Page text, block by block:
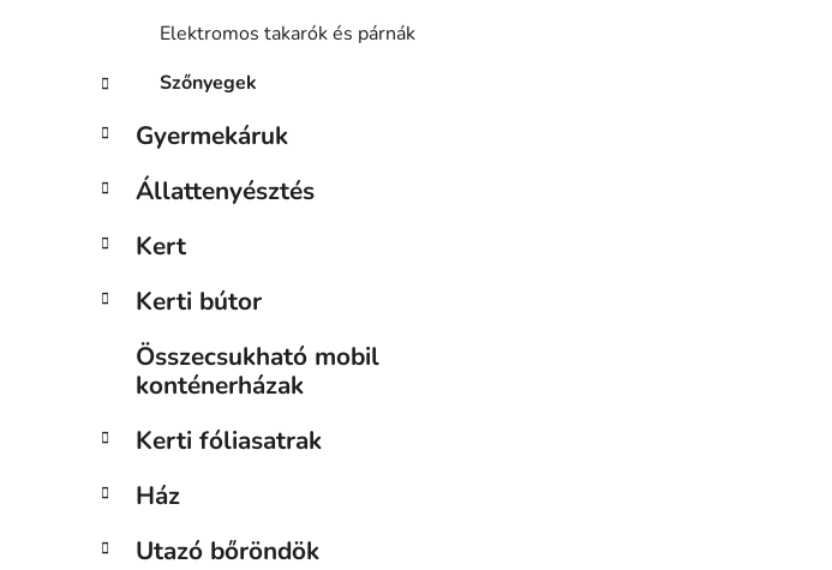
Elektromos takarók és párnák
Szőnyegek
Gyermekáruk
Állattenyésztés
Kert
Kerti bútor
Összecsukható mobil
konténerházak
Kerti fóliasatrak
Ház
Utazó bőröndök